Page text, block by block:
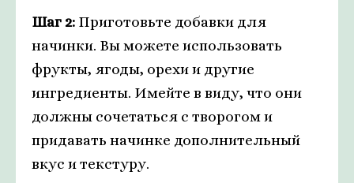
Шаг 2: Приготовьте добавки для
начинки. Вы можете использовать
фрукты, ягоды, орехи и другие
ингредиенты. Имейте в виду, что они
должны сочетаться с творогом и
придавать начинке дополнительный
вкус и текстуру.